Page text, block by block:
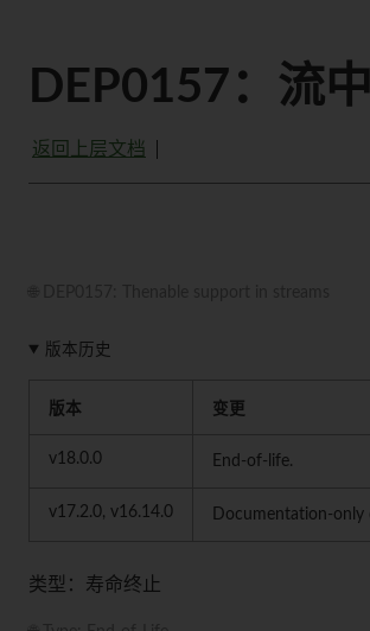
DEP0157：流
返回上层文档
版本历史
版本 变更
v18.0.0 End-of-life.
v17.2.0, v16.14.0 Documentation-only
类型：寿命终止